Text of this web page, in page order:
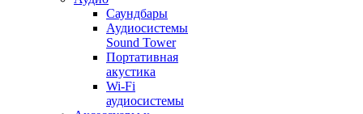
Саундбары
Аудиосистемы
Sound Tower
Портативная
акустика
Wi-Fi
аудиосистемы